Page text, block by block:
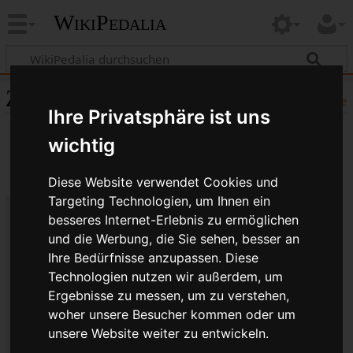
Ihre Privatsphäre ist uns
wichtig
Diese Website verwendet Cookies und
Targeting Technologien, um Ihnen ein
besseres Internet-Erlebnis zu ermöglichen
und die Werbung, die Sie sehen, besser an
Ihre Bedürfnisse anzupassen. Diese
Technologien nutzen wir außerdem, um
Ergebnisse zu messen, um zu verstehen,
woher unsere Besucher kommen oder um
unsere Website weiter zu entwickeln.
WikiPedalia
Hilfe
Zitierhilfe
Bibliografische Angaben für
SPÉCIALITÉS T.A.
Seitentitel: SPÉCIALITÉS T.A.
Autor(en): WikiPedalia-Bearbeiter
Herausgeber:
WikiPedalia
Zeitpunkt der letzten Bearbeitung: 18. Juli 2017,